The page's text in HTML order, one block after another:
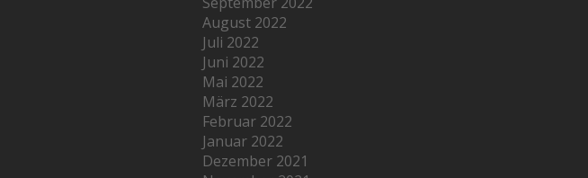
August 2022
Juli 2022
Juni 2022
Mai 2022
März 2022
Februar 2022
Januar 2022
Dezember 2021